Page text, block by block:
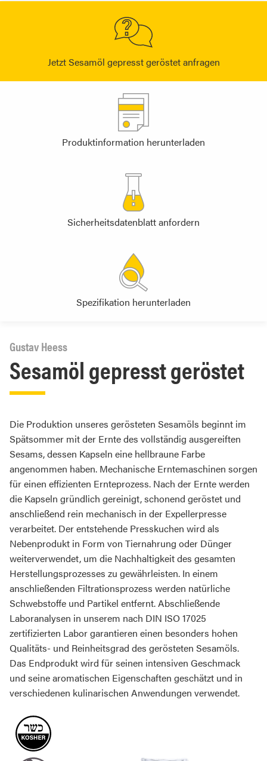
Jetzt Sesamöl gepresst geröstet anfragen
Produktinformation herunterladen
Sicherheitsdatenblatt anfordern
Spezifikation herunterladen
Sesamöl gepresst geröstet
Gustav Heess
Die Produktion unseres gerösteten Sesamöls beginnt im
Spätsommer mit der Ernte des vollständig ausgereiften
Sesams, dessen Kapseln eine hellbraune Farbe
angenommen haben. Mechanische Erntemaschinen sorgen
für einen effizienten Ernteprozess. Nach der Ernte werden
die Kapseln gründlich gereinigt, schonend geröstet und
anschließend rein mechanisch in der Expellerpresse
verarbeitet. Der entstehende Presskuchen wird als
Nebenprodukt in Form von Tiernahrung oder Dünger
weiterverwendet, um die Nachhaltigkeit des gesamten
Herstellungsprozesses zu gewährleisten. In einem
anschließenden Filtrationsprozess werden natürliche
Schwebstoffe und Partikel entfernt. Abschließende
Laboranalysen in unserem nach DIN ISO 17025
zertifizierten Labor garantieren einen besonders hohen
Qualitäts- und Reinheitsgrad des gerösteten Sesamöls.
Das Endprodukt wird für seinen intensiven Geschmack
und seine aromatischen Eigenschaften geschätzt und in
verschiedenen kulinarischen Anwendungen verwendet.